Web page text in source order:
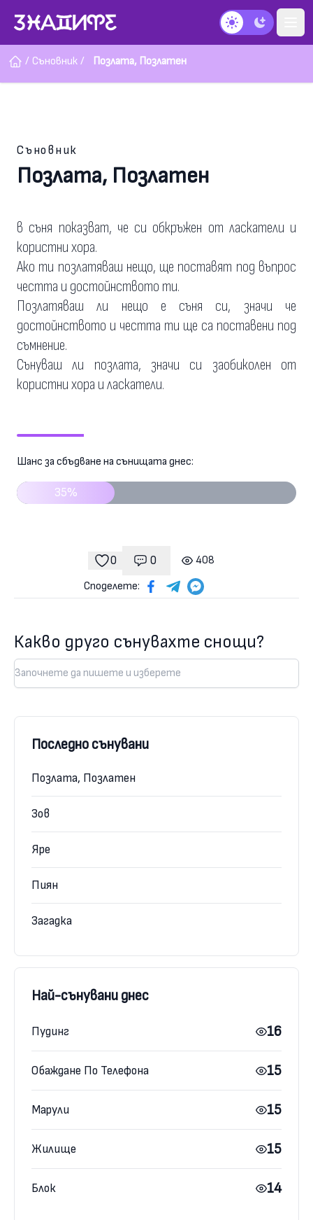
Тъмен режим
/ Съновник / Позлата, Позлатен
Съновник
Позлата, Позлатен
в съня показват, че си обкръжен от ласкатели и
користни хора.
Ако ти позлатяваш нещо, ще поставят под въпрос
честта и достойнството ти.
Позлатяваш ли нещо е съня си, значи че
достойнството и честта ти ще са поставени под
съмнение.
Сънуваш ли позлата, значи си заобиколен от
користни хора и ласкатели.
Шанс за сбъдване на сънищата днес:
35%
0
харесвания
0
Коментари
408
гледания
Споделете:
Какво друго сънувахте снощи?
Последно сънувани
Позлата, Позлатен
Зов
Яре
Пиян
Загадка
Най-сънувани днес
Пудинг 16
Обаждане По Телефона 15
Марули 15
Жилище 15
Блок 14